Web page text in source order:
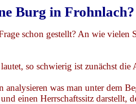
Burg in Frohnlach?
schon gestellt? An wie vielen
so schwierig ist zunächst die
analysieren was man unter dem
einen Herrschaftssitz darstellt,